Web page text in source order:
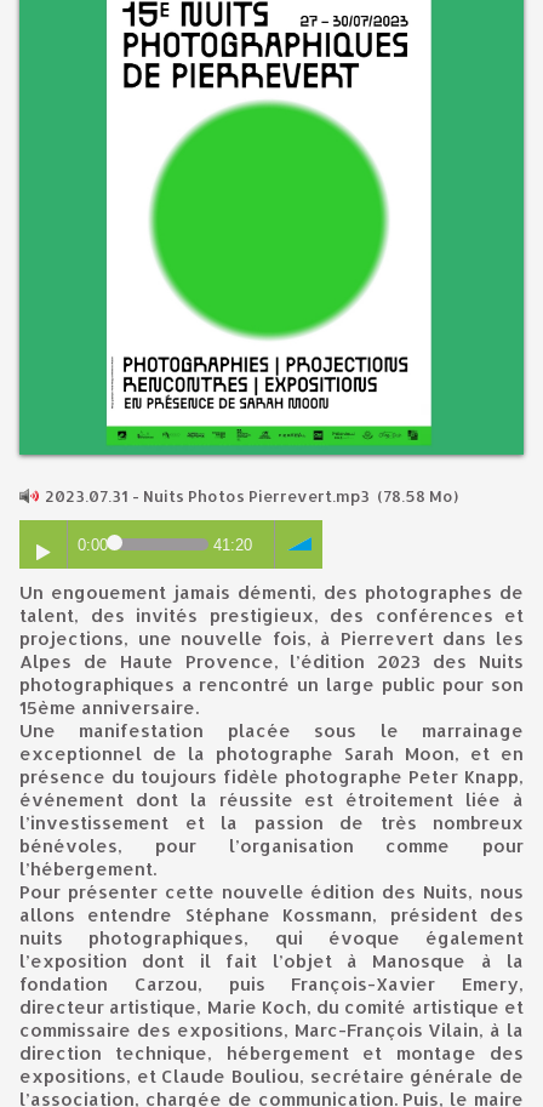
2023.07.31 - Nuits Photos Pierrevert.mp3 (78.58 Mo)
0:00 41:20
Un engouement jamais démenti, des photographes de
talent, des invités prestigieux, des conférences et
projections, une nouvelle fois, à Pierrevert dans les
Alpes de Haute Provence, l’édition 2023 des Nuits
photographiques a rencontré un large public pour son
15ème anniversaire.
Une manifestation placée sous le marrainage
exceptionnel de la photographe Sarah Moon, et en
présence du toujours fidèle photographe Peter Knapp,
événement dont la réussite est étroitement liée à
l’investissement et la passion de très nombreux
bénévoles, pour l’organisation comme pour
l’hébergement.
Pour présenter cette nouvelle édition des Nuits, nous
allons entendre Stéphane Kossmann, président des
nuits photographiques, qui évoque également
l’exposition dont il fait l’objet à Manosque à la
fondation Carzou, puis François-Xavier Emery,
directeur artistique, Marie Koch, du comité artistique et
commissaire des expositions, Marc-François Vilain, à la
direction technique, hébergement et montage des
expositions, et Claude Bouliou, secrétaire générale de
l’association, chargée de communication. Puis, le maire